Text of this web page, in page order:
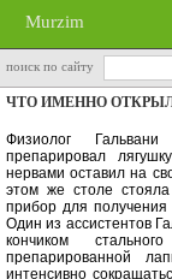
Murzim
поиск по сайту
ЧТО ИМЕННО
Физиолог
препарировал
нервами оставил на
этом же столе
прибор для получения
Один из ассистентов
кончиком
препарированной
интенсивно